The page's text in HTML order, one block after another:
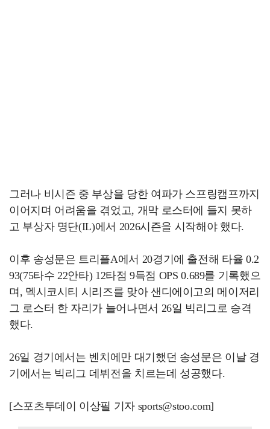
그러나 비시즌 중 부상을 당한 여파가 스프링캠프까지
이어지며 어려움을 겪었고, 개막 로스터에 들지 못하
고 부상자 명단(IL)에서 2026시즌을 시작해야 했다.
이후 송성문은 트리플A에서 20경기에 출전해 타율 0.2
93(75타수 22안타) 12타점 9득점 OPS 0.689를 기록했으
며, 멕시코시티 시리즈를 맞아 샌디에이고의 메이저리
그 로스터 한 자리가 늘어나면서 26일 빅리그로 승격
했다.
26일 경기에서는 벤치에만 대기했던 송성문은 이날 경
기에서는 빅리그 데뷔전을 치르는데 성공했다.
[스포츠투데이 이상필 기자 sports@stoo.com]